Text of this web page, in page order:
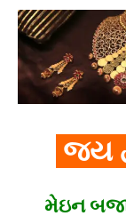
જય
મેઇન